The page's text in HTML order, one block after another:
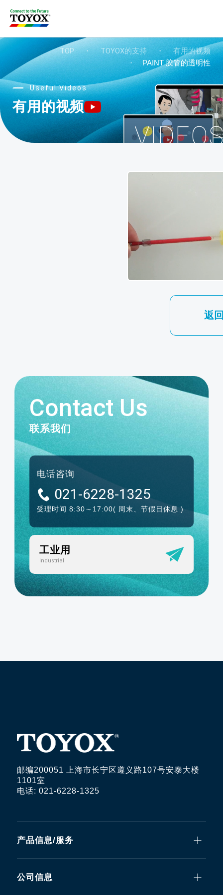
TOP ・ TOYOX的支持 ・
有用的视频
・
PAINT 胶管的透明性
Useful Videos
有用的视频
返
Contact Us
联系我们
电话咨询
021-6228-1325
受理时间 8:30～17:00( 周末、节假日休息 )
工业用
Industrial
邮编200051 上海市长宁区遵义路107号安泰大楼
1101室
电话: 021-6228-1325
产品信息/服务
公司信息